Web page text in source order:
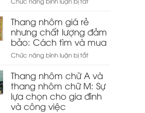
cho
đình
lợi
đa
năng
nhôm
và
ứng
dụng
trong
việc
hàng
ngày
Thang nhôm giá rẻ
nhưng chất lượng đảm
bảo: Cách tìm và mua
Chức năng bình luận bị tắtở
nhôm
giá
rẻ
nhưng
Thang nhôm chữ A và
thang nhôm chữ M: Sự
lựa chọn cho gia đình
và công việc